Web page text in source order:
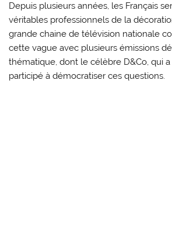
Depuis plusieurs années, les Français
véritables professionnels de la
grande chaine de télévision nationale
cette vague avec plusieurs émissions
thématique, dont le célèbre D&Co, qui
participé à démocratiser ces questions.